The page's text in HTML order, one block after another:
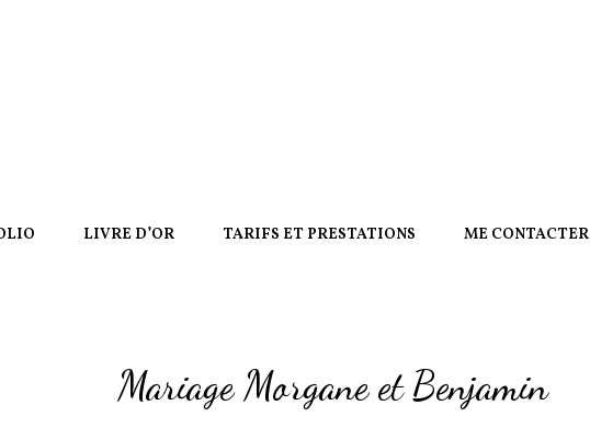
LIVRE D’OR TARIFS ET PRESTATIONS ME CONTACTER
Mariage Morgane et Benjamin